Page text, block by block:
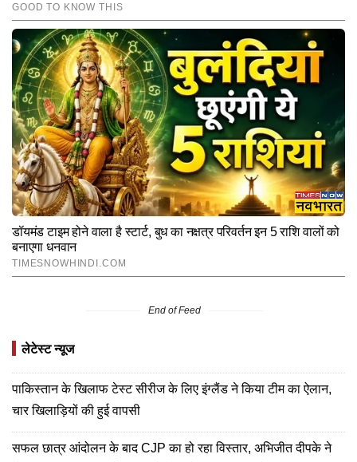
End of Feed
लेटेस्ट न्यूज
पाकिस्तान के खिलाफ टेस्ट सीरीज के लिए इंग्लैंड ने किया टीम का ऐलान,
चार खिलाड़ियों की हुई वापसी
सफल छात्र आंदोलन के बाद CJP का हो रहा विस्तार, अभिजीत दीपके ने